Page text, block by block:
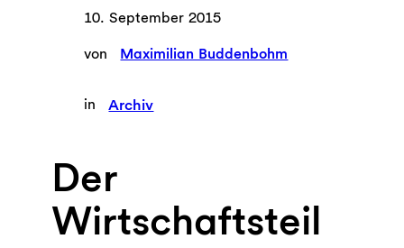
10. September 2015
von Maximilian Buddenbohm
in Archiv
Der
Wirtschaftsteil